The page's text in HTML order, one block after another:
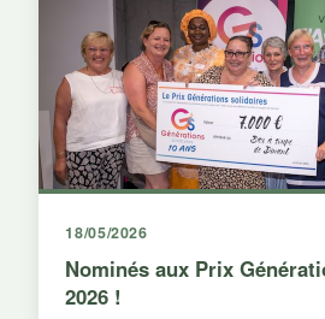
18/05/2026
Nominés aux Prix
2026 !